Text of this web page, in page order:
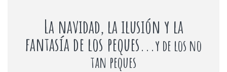
La navidad, la ilusión y la
fantasía de los peques...y de los no
tan peques